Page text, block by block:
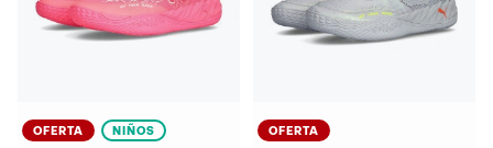
OFERTA NIÑOS OFERTA